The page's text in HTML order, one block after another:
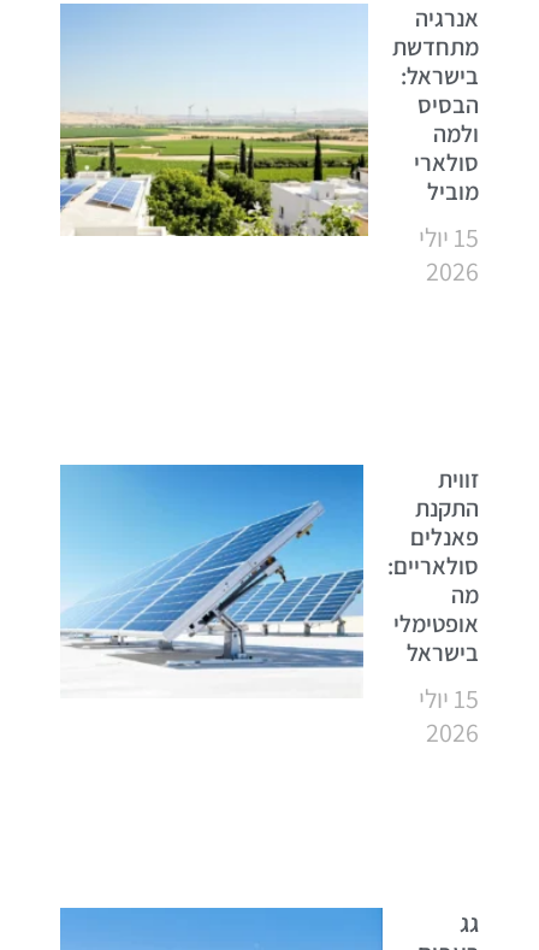
אנרגיה
מתחדשת
בישראל:
הבסיס
ולמה
סולארי
מוביל
15 יולי
2026
זווית
התקנת
פאנלים
סולאריים:
מה
אופטימלי
בישראל
15 יולי
2026
גג